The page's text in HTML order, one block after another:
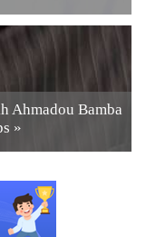
Ahmadou Bamba
»